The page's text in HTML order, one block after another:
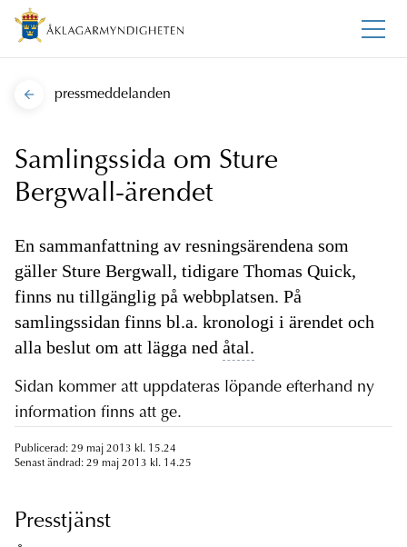
pressmeddelanden
Samlingssida om Sture
Bergwall-ärendet
En sammanfattning av resningsärendena som
gäller Sture Bergwall, tidigare Thomas Quick,
finns nu tillgänglig på webbplatsen. På
samlingssidan finns bl.a. kronologi i ärendet och
alla beslut om att lägga ned åtal.
Sidan kommer att uppdateras löpande efterhand ny
information finns att ge.
Publicerad: 29 maj 2013 kl. 15.24
Senast ändrad: 29 maj 2013 kl. 14.25
Presstjänst